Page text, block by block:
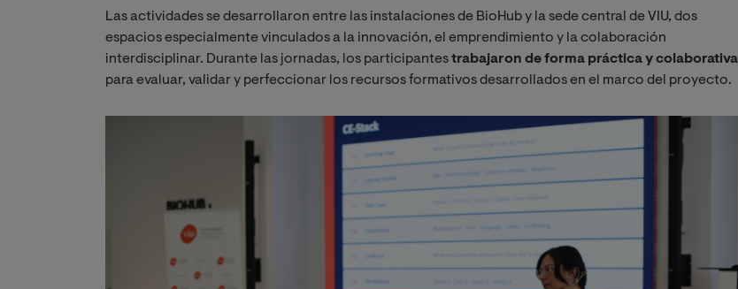
Las actividades se desarrollaron entre las instalaciones de BioHub y la sede central de VIU, dos
espacios especialmente vinculados a la innovación, el emprendimiento y la colaboración
interdisciplinar. Durante las jornadas, los participantestrabajaron de forma práctica y colaborativa
para evaluar, validar y perfeccionar los recursos formativos desarrollados en el marco del proyecto.